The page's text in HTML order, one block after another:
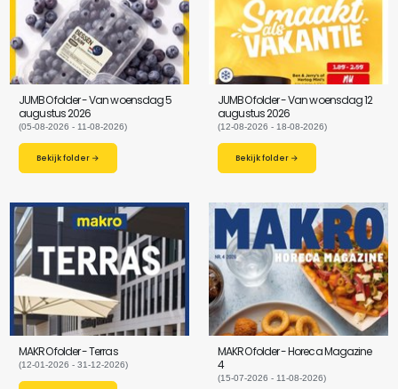
JUMBO folder - Van woensdag 5
augustus 2026
(05-08-2026 - 11-08-2026)
Bekijk folder →
JUMBO folder - Van woensdag 12
augustus 2026
(12-08-2026 - 18-08-2026)
Bekijk folder →
MAKRO folder - Terras
(12-01-2026 - 31-12-2026)
MAKRO folder - Horeca Magazine
4
(15-07-2026 - 11-08-2026)